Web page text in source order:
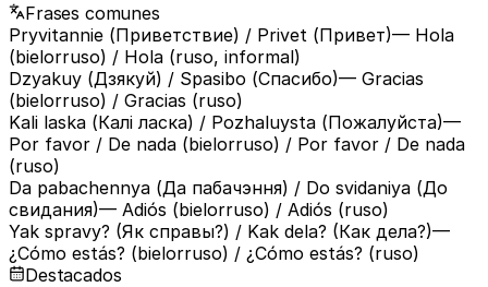
Frases comunes
Pryvitannie (Приветствие) / Privet (Привет)— Hola
(bielorruso) / Hola (ruso, informal)
Dzyakuy (Дзякуй) / Spasibo (Спасибо)— Gracias
(bielorruso) / Gracias (ruso)
Kali laska (Калі ласка) / Pozhaluysta (Пожалуйста)—
Por favor / De nada (bielorruso) / Por favor / De nada
(ruso)
Da pabachennya (Да пабачэння) / Do svidaniya (До
свидания)— Adiós (bielorruso) / Adiós (ruso)
Yak spravy? (Як справы?) / Kak dela? (Как дела?)—
¿Cómo estás? (bielorruso) / ¿Cómo estás? (ruso)
Destacados